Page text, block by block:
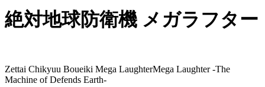
絶対地球防衛機 メガラフター
Zettai Chikyuu Boueiki Mega LaughterMega Laughter -The
Machine of Defends Earth-